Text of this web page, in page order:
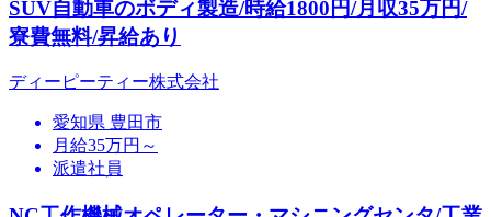
SUV自動車のボディ製造/時給1800円/月収35万円/
寮費無料/昇給あり
ディーピーティー株式会社
愛知県 豊田市
月給35万円～
派遣社員